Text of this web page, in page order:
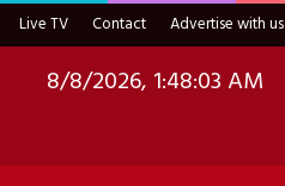
Live TV Contact Advertise with us
8/8/2026, 1:48:04 AM